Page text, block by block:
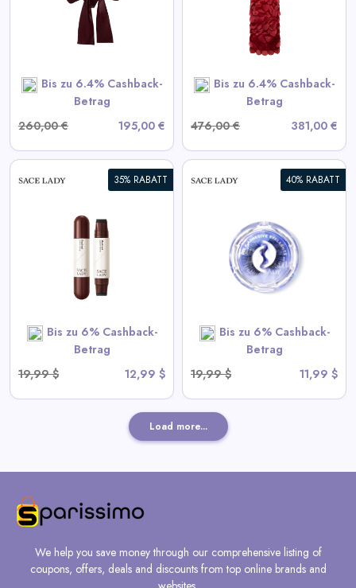
Bis zu 6.4% Cashback-
Betrag
260,00 €
195,00 €
Bis zu 6.4% Cashback-
Betrag
476,00 €
381,00 €
View All LIKA Deals
SHOP NOW
35% RABATT
Bis zu 6% Cashback-
Betrag
19,99 $
12,99 $
40% RABATT
Bis zu 6% Cashback-
Betrag
19,99 $
11,99 $
Selbstklebende Wimpern
View All Sace Lady Deals
SHOP NOW
Load more...
We help you save money through our comprehensive listing of
coupons, offers, deals and discounts from top online brands and